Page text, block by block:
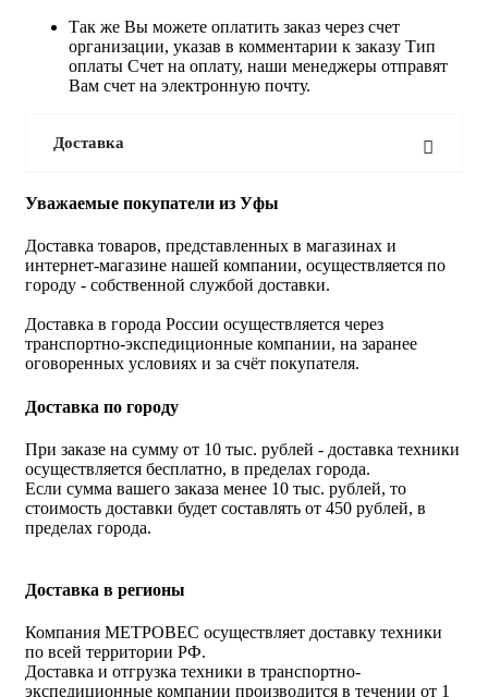
Так же Вы можете оплатить заказ через счет
организации, указав в комментарии к заказу Тип
оплаты Счет на оплату, наши менеджеры отправят
Вам счет на электронную почту.
Доставка
Уважаемые покупатели из Уфы
Доставка товаров, представленных в магазинах и
интернет-магазине нашей компании, осуществляется по
городу - собственной службой доставки.
Доставка в города России осуществляется через
транспортно-экспедиционные компании, на заранее
оговоренных условиях и за счёт покупателя.
Доставка по городу
При заказе на сумму от 10 тыс. рублей - доставка техники
осуществляется бесплатно, в пределах города.
Если сумма вашего заказа менее 10 тыс. рублей, то
стоимость доставки будет составлять от 450 рублей, в
пределах города.
Доставка в регионы
Компания МЕТРОВЕС осуществляет доставку техники
по всей территории РФ.
Доставка и отгрузка техники в транспортно-
экспедиционные компании производится в течении от 1